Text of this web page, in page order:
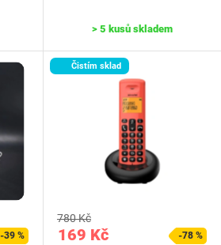
> 5 kusů skladem
-39 %
Čistím sklad
169 Kč
780 Kč
-78 %